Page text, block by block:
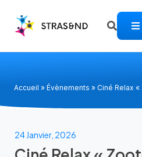
Accueil » Évènements » Ciné Relax
24 Janvier, 2026